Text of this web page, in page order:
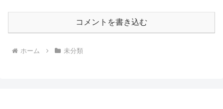
コメントを書き込む
ホーム 未分類